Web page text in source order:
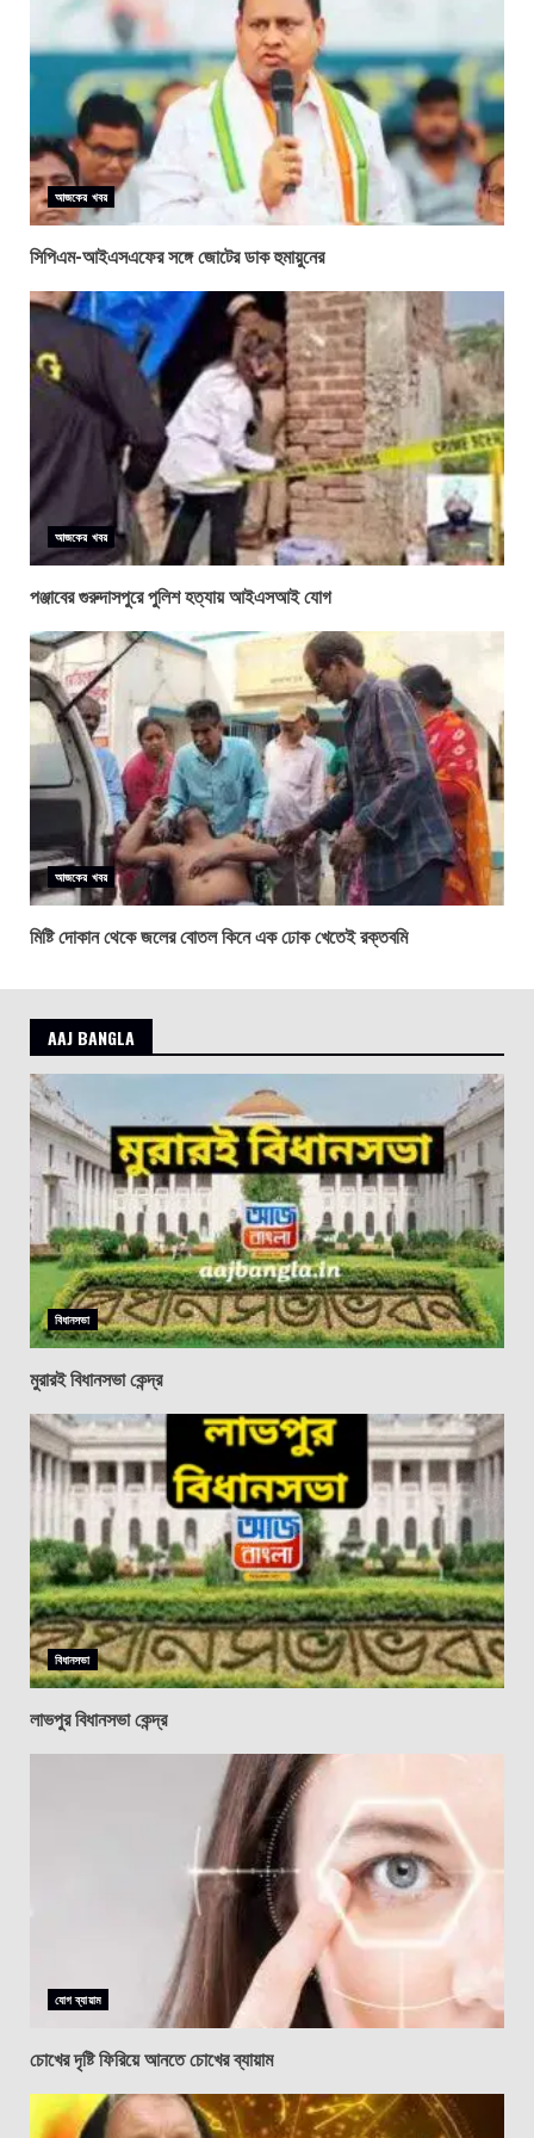
আজকের খবর
সিপিএম-আইএসএফের সঙ্গে জোটের ডাক হুমায়ুনের
আজকের খবর
পঞ্জাবের গুরুদাসপুরে পুলিশ হত্যায় আইএসআই যোগ
আজকের খবর
মিষ্টি দোকান থেকে জলের বোতল কিনে এক ঢোক খেতেই রক্তবমি
AAJ BANGLA
বিধানসভা
মুরারই বিধানসভা কেন্দ্র
বিধানসভা
লাভপুর বিধানসভা কেন্দ্র
যোগ ব্যায়াম
চোখের দৃষ্টি ফিরিয়ে আনতে চোখের ব্যায়াম